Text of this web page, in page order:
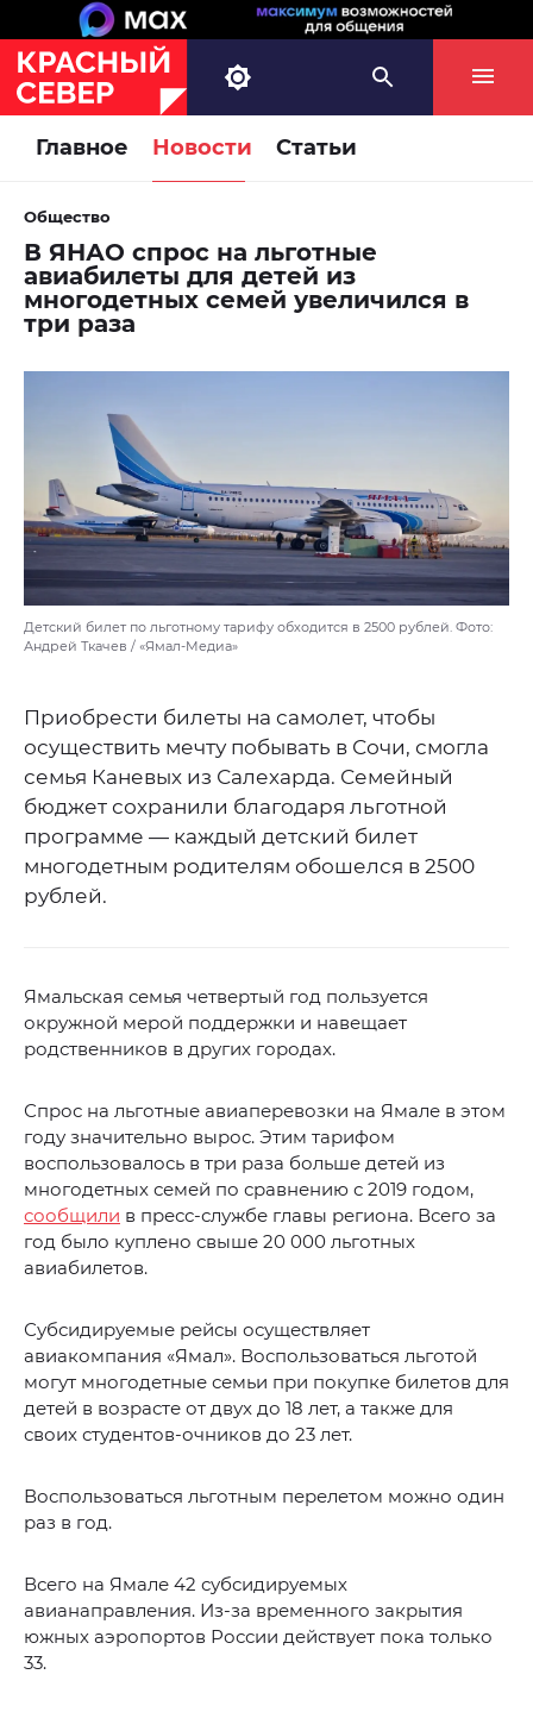
Главное Новости Статьи
Общество
В ЯНАО спрос на льготные
авиабилеты для детей из
многодетных семей увеличился в
три раза
Детский билет по льготному тарифу обходится в 2500 рублей. Фото:
Андрей Ткачев / «Ямал-Медиа»
Приобрести билеты на самолет, чтобы
осуществить мечту побывать в Сочи, смогла
семья Каневых из Салехарда. Семейный
бюджет сохранили благодаря льготной
программе — каждый детский билет
многодетным родителям обошелся в 2500
рублей.
Ямальская семья четвертый год пользуется
окружной мерой поддержки и навещает
родственников в других городах.
Спрос на льготные авиаперевозки на Ямале в этом
году значительно вырос. Этим тарифом
воспользовалось в три раза больше детей из
многодетных семей по сравнению с 2019 годом,
сообщили в пресс-службе главы региона. Всего за
год было куплено свыше 20 000 льготных
авиабилетов.
Субсидируемые рейсы осуществляет
авиакомпания «Ямал». Воспользоваться льготой
могут многодетные семьи при покупке билетов для
детей в возрасте от двух до 18 лет, а также для
своих студентов-очников до 23 лет.
Воспользоваться льготным перелетом можно один
раз в год.
Всего на Ямале 42 субсидируемых
авианаправления. Из-за временного закрытия
южных аэропортов России действует пока только
33.